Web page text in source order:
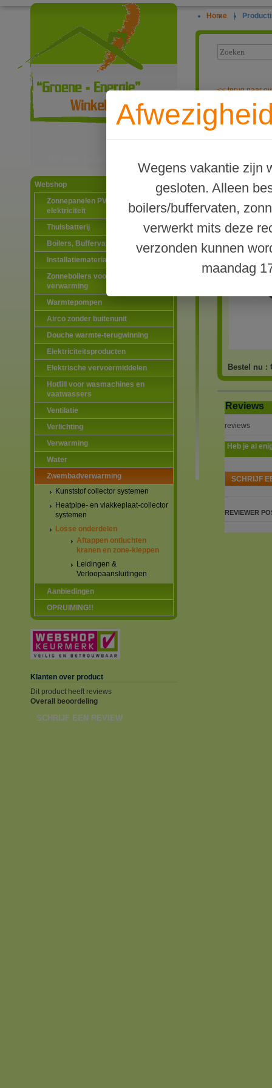
Webshop
Zonnepanelen PV-systemen
elektriciteit
Thuisbatterij
Boilers, Buffervaten en toebehoren
Installatiematerialen
Zonneboilers voor warmtapwater en
verwarming
Warmtepompen
Airco zonder buitenunit
Douche warmte-terugwinning
Elektriciteitsproducten
Elektrische vervoermiddelen
Hotfill voor wasmachines en
vaatwassers
Ventilatie
Verlichting
Verwarming
Water
Zwembadverwarming
Kunststof collector systemen
Heatpipe- en vlakkeplaat-collector
systemen
Losse onderdelen
Aftappen ontluchten
kranen en zone-kleppen
Leidingen &
Verloopaansluitingen
Aanbiedingen
OPRUIMING!!
Klanten over product
Dit product heeft reviews
Overall beoordeling
SCHRIJF EEN REVIEW
Home |
Wegens vakantie zijn
gesloten. Alleen
boilers/buffervaten,
verwerkt mits deze
verzonden kunnen
maandag
<<terug naar
Elektrische
Bestel nu :
Reviews
reviews
Heb je al
SCHRIJF
REVIEWER